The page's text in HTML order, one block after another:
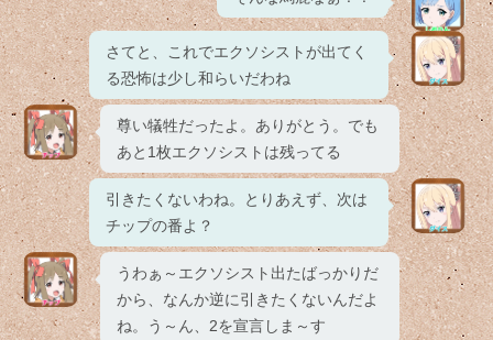
さてと、これでエクソシストが出てく
る恐怖は少し和らいだわね
尊い犠牲だったよ。ありがとう。でも
あと1枚エクソシストは残ってる
引きたくないわね。とりあえず、次は
チップの番よ？
うわぁ～エクソシスト出たばっかりだ
から、なんか逆に引きたくないんだよ
ね。う～ん、2を宣言しま～す